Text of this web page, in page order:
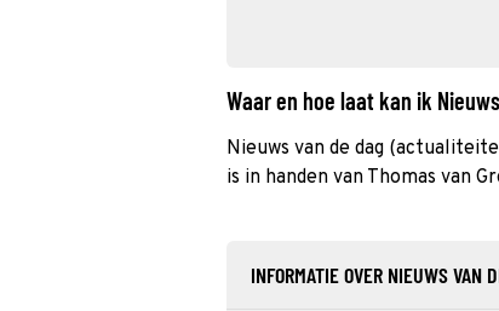
Waar en hoe laat kan ik
Nieuws van de dag
is in handen van Thomas van
INFORMATIE OVER NIEUWS VAN